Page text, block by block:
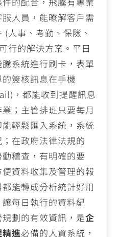
人員，能暸解客戶需
(人事、考勤、保險、
行的解決方案。平日
系統進行刷卡，表單
簽核訊息在手機
，都能收到提醒訊息
；主管排班只要每月
輕鬆匯入系統，系統
在政府法律法規的
稽查，有明確的要
資料收集及管理的報
能轉成分析統計好用
每日執行的資料紀
劃的有效資訊，是企
精進必備的人資系統，